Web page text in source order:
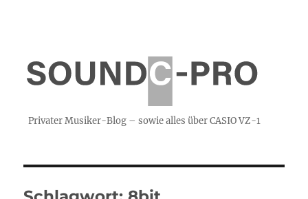
Privater Musiker-Blog – sowie alles über CASIO VZ-1